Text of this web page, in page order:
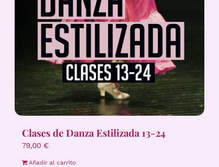
Clases de Danza Estilizada 13-24
79,00 €
Añadir al carrito